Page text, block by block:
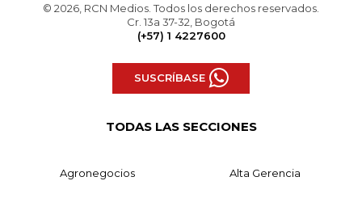
© 2026, RCN Medios. Todos los derechos reservados.
Cr. 13a 37-32, Bogotá
(+57) 1 4227600
SUSCRÍBASE
TODAS LAS SECCIONES
Agronegocios Alta Gerencia